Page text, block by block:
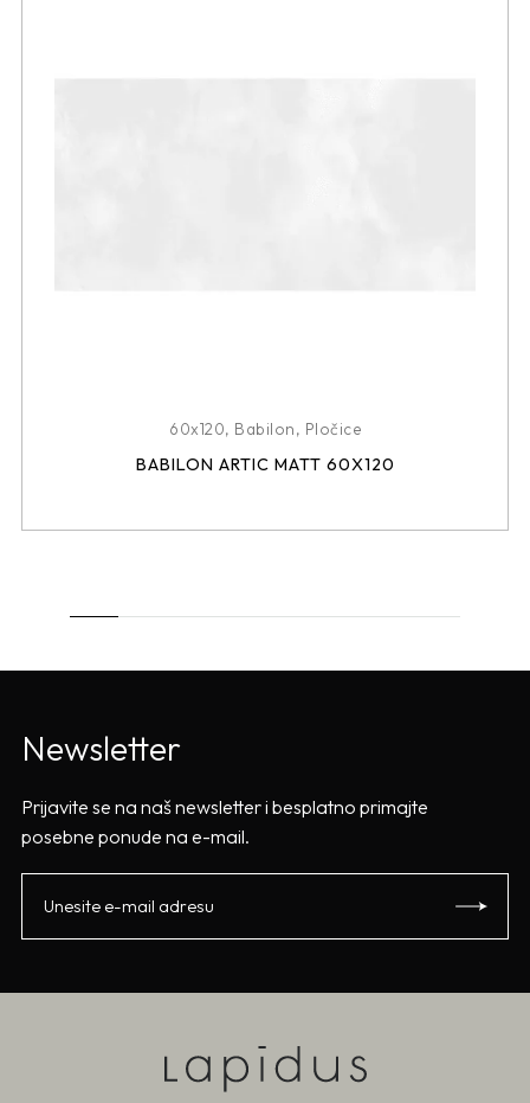
60x120, Babilon, Pločice
BABILON ARTIC MATT 60X120
Newsletter
Prijavite se na naš newsletter i besplatno primajte
posebne ponude na e-mail.